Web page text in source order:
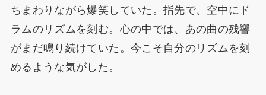
ちまわりながら爆笑していた。指先で、空中にド
ラムのリズムを刻む。心の中では、あの曲の残響
がまだ鳴り続けていた。今こそ自分のリズムを刻
めるような気がした。